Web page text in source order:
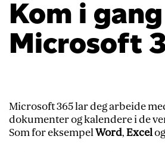
Kom i
Microsoft
Microsoft 365 lar deg arbeide
dokumenter og kalendere i de
Som for eksempelWord,Excelog